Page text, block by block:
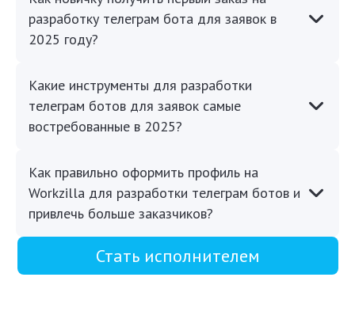
разработку телеграм бота для заявок в
2025 году?
Какие инструменты для разработки
телеграм ботов для заявок самые
востребованные в 2025?
Как правильно оформить профиль на
Workzilla для разработки телеграм ботов и
привлечь больше заказчиков?
Стать исполнителем